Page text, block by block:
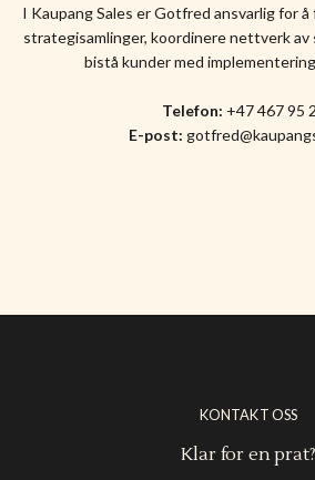
I Kaupang Sales er Gotfred ansvarlig for
strategisamlinger, koordinere nettverk av
bistå kunder med
Telefon: +47 467 95
E-post:
KONTAKT OSS
Klar for en prat?